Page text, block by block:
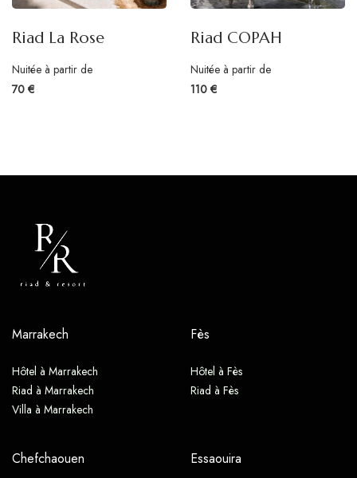
Riad La Rose
Nuitée à partir de
70 €
Riad COPAH
Nuitée à partir de
110 €
Marrakech
Hôtel à Marrakech
Riad à Marrakech
Villa à Marrakech
Fès
Hôtel à Fès
Riad à Fès
Chefchaouen Essaouira